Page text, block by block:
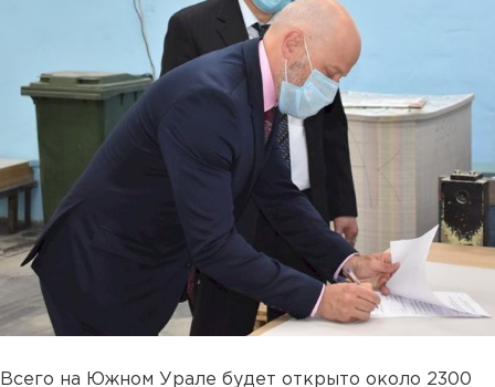
Всего на Южном Урале будет открыто около 2300